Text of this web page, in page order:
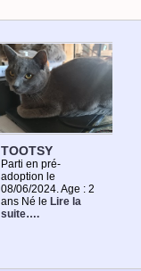
TOOTSY
Parti en pré-
adoption le
08/06/2024. Age : 2
ans Né le Lire la
suite….